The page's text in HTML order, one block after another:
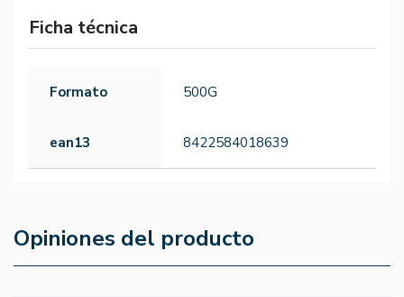
Ficha técnica
Formato 500G
ean13 8422584018639
Opiniones del producto